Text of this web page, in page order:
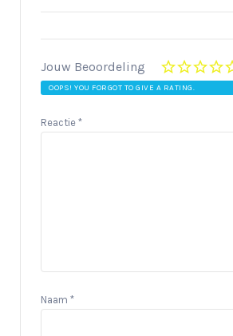
Jouw Beoordeling
OOPS! YOU FORGOT TO GIVE A RATING.
Reactie *
Naam *